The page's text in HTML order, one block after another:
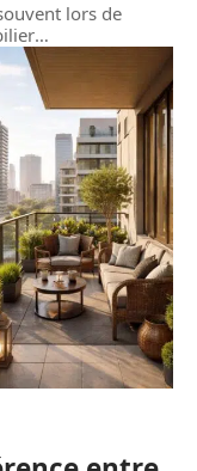
lors de
…